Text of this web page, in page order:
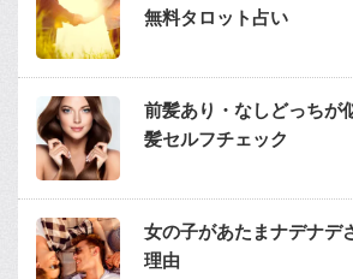
無料タロット占い
前髪あり・なしどっちが
髪セルフチェック
女の子があたまナデナデ
理由